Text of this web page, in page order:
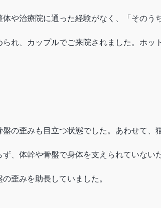
や治療院に通った経験がなく、「その
れ、カップルでご来院されました。ホ
の歪みも目立つ状態でした。あわせて
、体幹や骨盤で身体を支えられていない
歪みを助長していました。